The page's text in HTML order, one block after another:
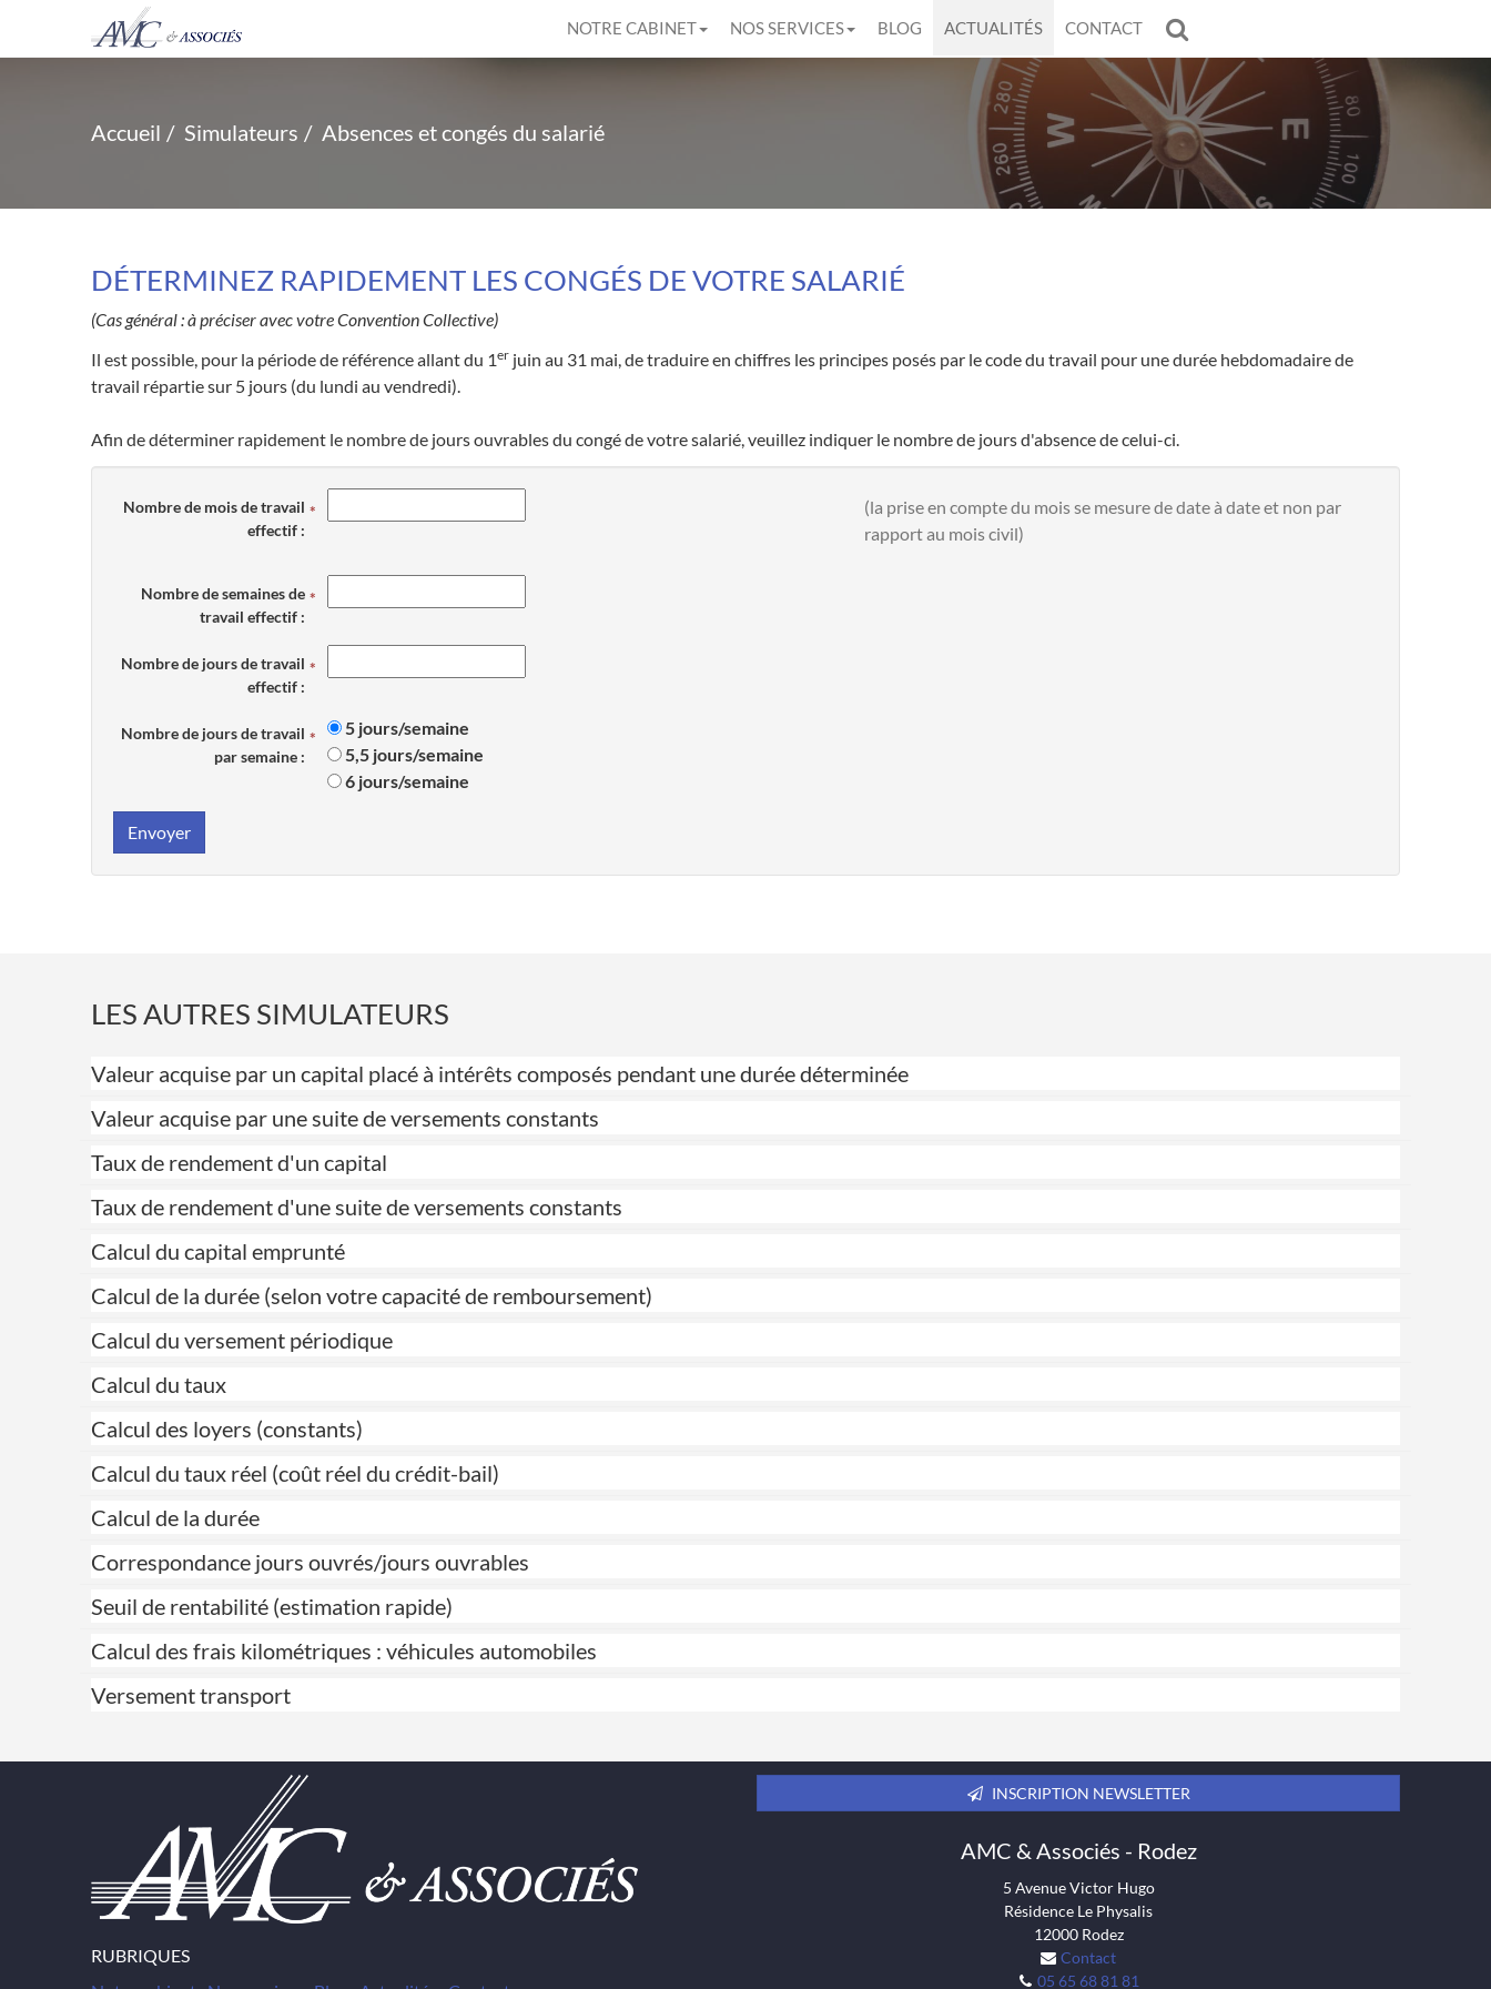
NOTRE CABINET NOS SERVICES BLOG ACTUALITÉS CONTACT
Accueil Simulateurs Absences et congés du salarié
DÉTERMINEZ RAPIDEMENT LES CONGÉS DE VOTRE SALARIÉ
(Cas général : à préciser avec votre Convention Collective)
Il est possible, pour la période de référence allant du 1er juin au 31 mai, de traduire en chiffres les principes posés par le code du travail pour une durée hebdomadaire de
travail répartie sur 5 jours (du lundi au vendredi).
Afin de déterminer rapidement le nombre de jours ouvrables du congé de votre salarié, veuillez indiquer le nombre de jours d'absence de celui-ci.
Nombre de mois de travail
effectif :
(la prise en compte du mois se mesure de date à date et non par
rapport au mois civil)
Nombre de semaines de
travail effectif :
Nombre de jours de travail
effectif :
Nombre de jours de travail
par semaine :
5 jours/semaine
5,5 jours/semaine
6 jours/semaine
Envoyer
LES AUTRES SIMULATEURS
Valeur acquise par un capital placé à intérêts composés pendant une durée déterminée
Valeur acquise par une suite de versements constants
Taux de rendement d'un capital
Taux de rendement d'une suite de versements constants
Calcul du capital emprunté
Calcul de la durée (selon votre capacité de remboursement)
Calcul du versement périodique
Calcul du taux
Calcul des loyers (constants)
Calcul du taux réel (coût réel du crédit-bail)
Calcul de la durée
Correspondance jours ouvrés/jours ouvrables
Seuil de rentabilité (estimation rapide)
Calcul des frais kilométriques : véhicules automobiles
Versement transport
RUBRIQUES
INSCRIPTION NEWSLETTER
AMC & Associés - Rodez
5 Avenue Victor Hugo
Résidence Le Physalis
12000 Rodez
Contact
05 65 68 81 81